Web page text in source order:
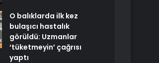
O balıklarda ilk kez
bulaşıcı hastalık
görüldü: Uzmanlar
‘tüketmeyin’ çağrısı
yaptı